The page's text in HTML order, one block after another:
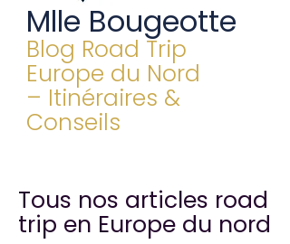
Mlle Bougeotte
Blog Road Trip
Europe du Nord
– Itinéraires &
Conseils
Tous nos articles road
trip en Europe du nord